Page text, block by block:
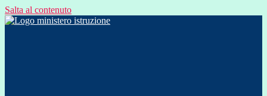
Salta al contenuto